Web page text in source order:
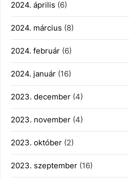
2024. április (6)
2024. március (8)
2024. február (6)
2024. január (16)
2023. december (4)
2023. november (4)
2023. október (2)
2023. szeptember (16)